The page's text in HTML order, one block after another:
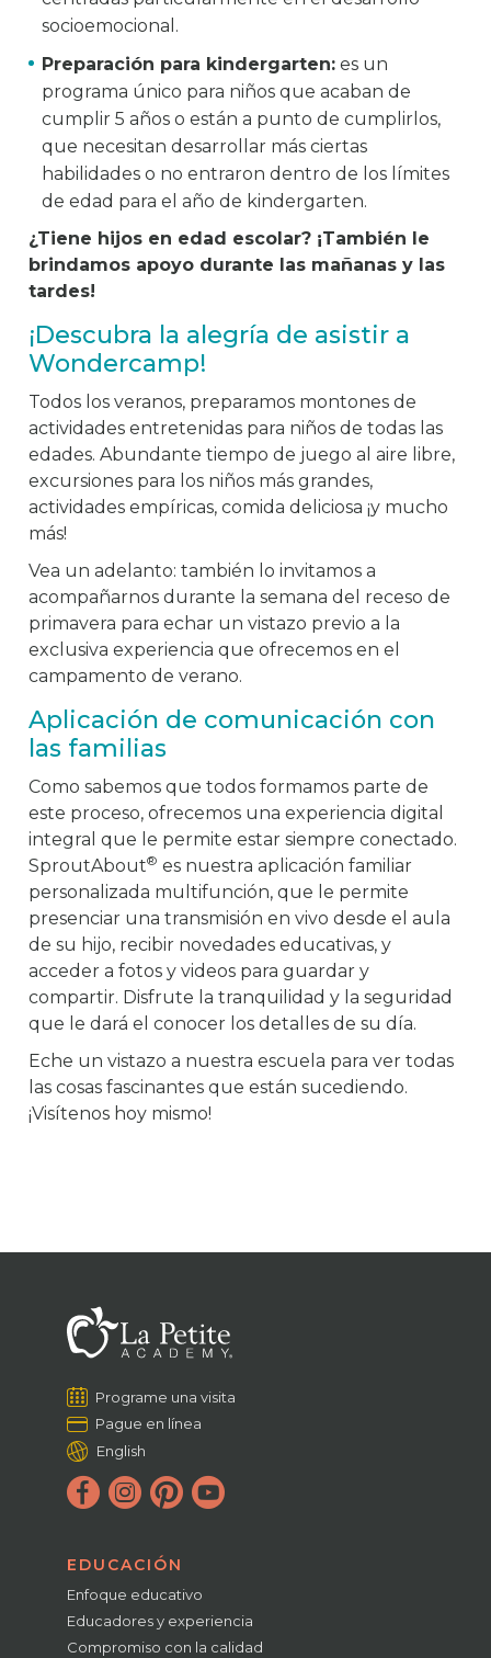
socioemocional.
Preparación para kindergarten: es un
programa único para niños que acaban de
cumplir 5 años o están a punto de cumplirlos,
que necesitan desarrollar más ciertas
habilidades o no entraron dentro de los límites
de edad para el año de kindergarten.
¿Tiene hijos en edad escolar? ¡También le
brindamos apoyo durante las mañanas y las
tardes!
¡Descubra la alegría de asistir a
Wondercamp!
Todos los veranos, preparamos montones de
actividades entretenidas para niños de todas las
edades. Abundante tiempo de juego al aire libre,
excursiones para los niños más grandes,
actividades empíricas, comida deliciosa ¡y mucho
más!
Vea un adelanto: también lo invitamos a
acompañarnos durante la semana del receso de
primavera para echar un vistazo previo a la
exclusiva experiencia que ofrecemos en el
campamento de verano.
Aplicación de comunicación con
las familias
Como sabemos que todos formamos parte de
este proceso, ofrecemos una experiencia digital
integral que le permite estar siempre conectado.
SproutAbout® es nuestra aplicación familiar
personalizada multifunción, que le permite
presenciar una transmisión en vivo desde el aula
de su hijo, recibir novedades educativas, y
acceder a fotos y videos para guardar y
compartir. Disfrute la tranquilidad y la seguridad
que le dará el conocer los detalles de su día.
Eche un vistazo a nuestra escuela para ver todas
las cosas fascinantes que están sucediendo.
¡Visítenos hoy mismo!
Programe una visita
Pague en línea
English
EDUCACIÓN
Enfoque educativo
Educadores y experiencia
Compromiso con la calidad